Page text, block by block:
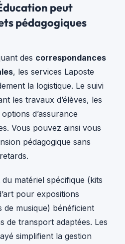
peut
pédagogiques
des correspondances
, les services Laposte
la logistique. Le suivi
les travaux d’élèves, les
d’assurance
Vous pouvez ainsi vous
pédagogique sans
matériel spécifique (kits
pour expositions
de musique) bénéficient
de transport adaptées. Les
simplifient la gestion